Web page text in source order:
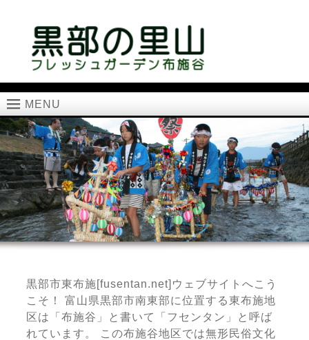
MENU
黒部市東布施[fusentan.net]ウェブサイトへこう
こそ！ 富山県黒部市南東部に位置する東布施地
区は「布施谷」と書いて「フセンタン」と呼ば
れています。 この布施谷地区では無形民俗文化